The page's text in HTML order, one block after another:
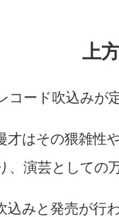
上
ード吹込みが
才はその猥雑性
、演芸としての
込みと発売が行